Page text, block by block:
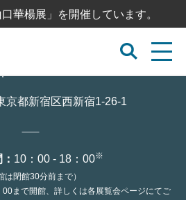
口華楊展」を開催しています。
京都新宿区西新宿1-26-1
10：00 - 18：00※
は閉館30分前まで）
まで開館、詳しくは各展覧会ページにてご